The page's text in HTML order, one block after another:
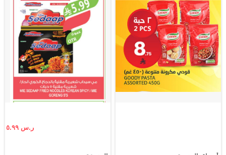
ر.س ٥.٩٩